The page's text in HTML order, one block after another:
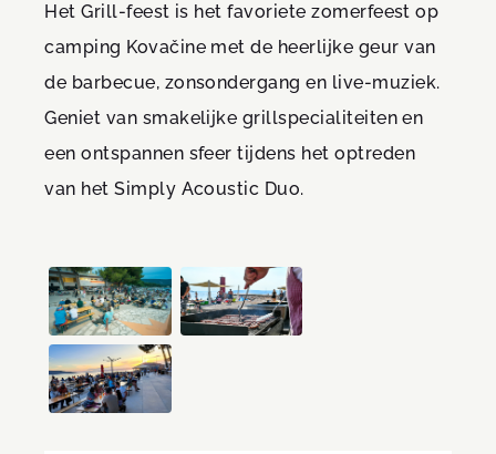
Het Grill-feest is het favoriete zomerfeest op
camping Kovačine met de heerlijke geur van
de barbecue, zonsondergang en live-muziek.
Geniet van smakelijke grillspecialiteiten en
een ontspannen sfeer tijdens het optreden
van het Simply Acoustic Duo.